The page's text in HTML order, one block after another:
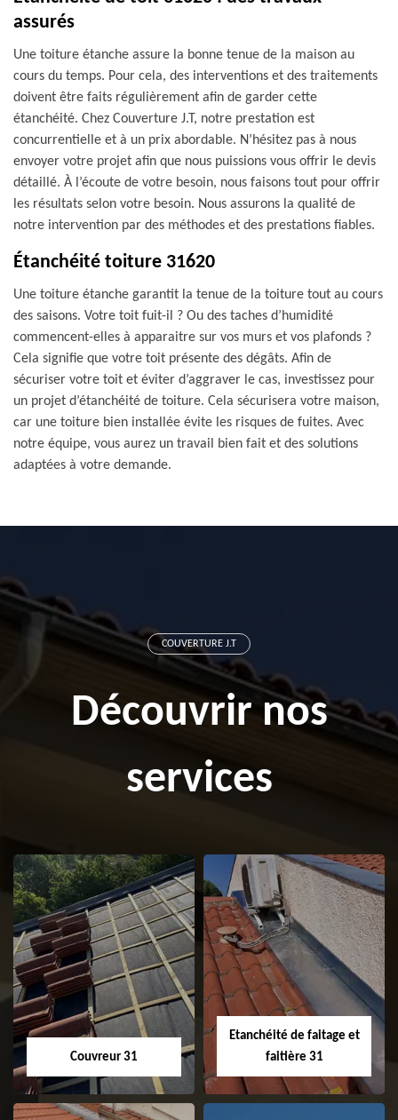
assurés
Une toiture étanche assure la bonne tenue de la maison au
cours du temps. Pour cela, des interventions et des traitements
doivent être faits régulièrement afin de garder cette
étanchéité. Chez Couverture J.T, notre prestation est
concurrentielle et à un prix abordable. N’hésitez pas à nous
envoyer votre projet afin que nous puissions vous offrir le devis
détaillé. À l’écoute de votre besoin, nous faisons tout pour offrir
les résultats selon votre besoin. Nous assurons la qualité de
notre intervention par des méthodes et des prestations fiables.
Étanchéité toiture 31620
Une toiture étanche garantit la tenue de la toiture tout au cours
des saisons. Votre toit fuit-il ? Ou des taches d’humidité
commencent-elles à apparaitre sur vos murs et vos plafonds ?
Cela signifie que votre toit présente des dégâts. Afin de
sécuriser votre toit et éviter d’aggraver le cas, investissez pour
un projet d’étanchéité de toiture. Cela sécurisera votre maison,
car une toiture bien installée évite les risques de fuites. Avec
notre équipe, vous aurez un travail bien fait et des solutions
adaptées à votre demande.
COUVERTURE J.T
Découvrir nos
services
Couvreur 31
Etanchéité de faitage et
faitière 31